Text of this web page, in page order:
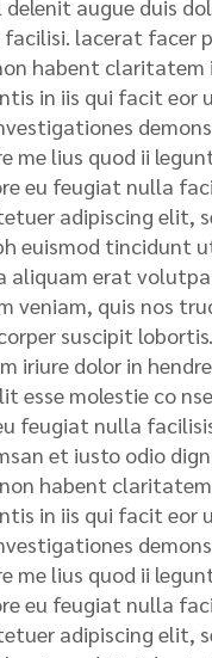
augue duis
lacerat facer
habent claritatem
in iis qui facit eor
me lius quod ii
eu feugiat nulla
adipiscing elit,
euismod tincidunt
aliquam erat
veniam, quis nos
suscipit
iriure dolor in
esse molestie co
feugiat nulla
et iusto odio
habent
in iis qui facit eor
me lius quod ii
eu feugiat nulla
adipiscing elit,